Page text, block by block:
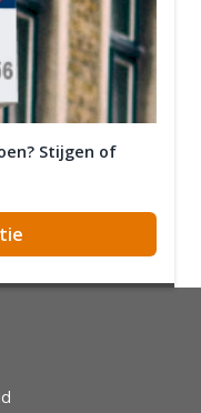
Stijgen of